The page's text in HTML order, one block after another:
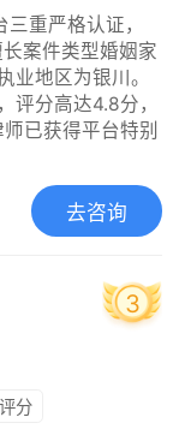
重严格认证，
案件类型婚姻家
业地区为银川。
评分高达4.8分，
已获得平台特别
去咨询
3
评分